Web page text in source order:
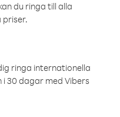
du ringa till alla
priser.
ringa internationella
30 dagar med Vibers